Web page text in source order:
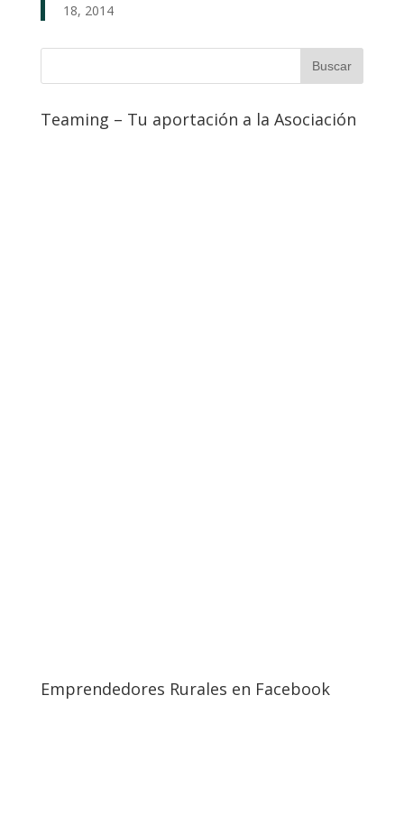
18, 2014
Teaming – Tu aportación a la Asociación
Emprendedores Rurales en Facebook